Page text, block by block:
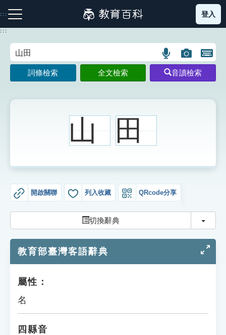
到
主
:::
注音索引圖示 筆畫索引圖示 部首索引表圖示
生字詞彙表
知識索引
遊戲專區
登入
:::
語
言
搜
圖
片
搜
開
鍵
圖
詞條檢索 全文檢索 音讀檢索
山 田
開啟關聯 列入收藏 QRcode分享
切換辭典 切換
教育部臺灣客語辭典
屬性：
名
四縣音